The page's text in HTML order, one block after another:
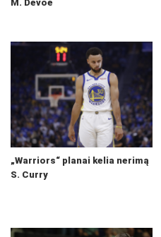
M. Devoe
„Warriors“ planai kelia nerimą
S. Curry